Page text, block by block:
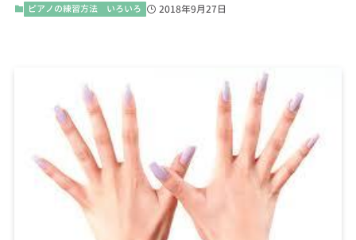
ピアノの練習方法 いろいろ 2018年9月27日